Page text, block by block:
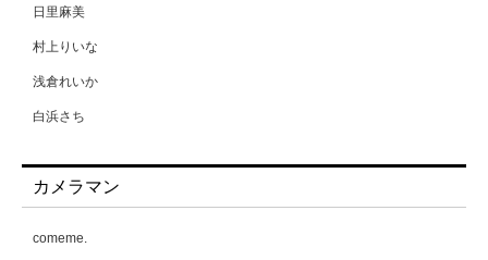
日里麻美
村上りいな
浅倉れいか
白浜さち
能美真奈
カメラマン
comeme.